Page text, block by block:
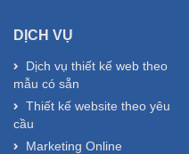
DỊCH VỤ
Dịch vụ thiết kế web theo
mẫu có sẵn
Thiết kế website theo yêu
cầu
Marketing Online